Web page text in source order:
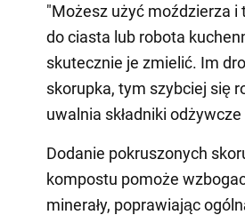
"Możesz użyć moździerza i
do ciasta lub robota
skutecznie je zmielić. Im
skorupka, tym szybciej się
uwalnia składniki odżywcze
Dodanie pokruszonych
kompostu pomoże
minerały, poprawiając